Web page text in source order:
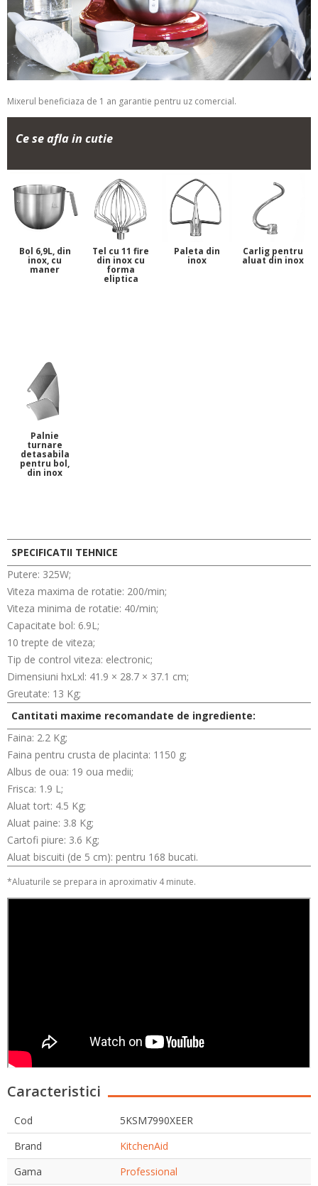
Mixerul beneficiaza de 1 an garantie pentru uz comercial.
Ce se afla in cutie
Bol 6,9L, din
inox, cu
maner
Tel cu 11 fire
din inox cu
forma
eliptica
Paleta din
inox
Carlig pentru
aluat din inox
Palnie
turnare
detasabila
pentru bol,
din inox
SPECIFICATII TEHNICE
Putere: 325W;
Viteza maxima de rotatie: 200/min;
Viteza minima de rotatie: 40/min;
Capacitate bol: 6.9L;
10 trepte de viteza;
Tip de control viteza: electronic;
Dimensiuni hxLxl: 41.9 × 28.7 × 37.1 cm;
Greutate: 13 Kg;
Cantitati maxime recomandate de ingrediente:
Faina: 2.2 Kg;
Faina pentru crusta de placinta: 1150 g;
Albus de oua: 19 oua medii;
Frisca: 1.9 L;
Aluat tort: 4.5 Kg;
Aluat paine: 3.8 Kg;
Cartofi piure: 3.6 Kg;
Aluat biscuiti (de 5 cm): pentru 168 bucati.
*Aluaturile se prepara in aproximativ 4 minute.
Caracteristici
Cod
5KSM7990XEER
Brand
KitchenAid
Gama
Professional